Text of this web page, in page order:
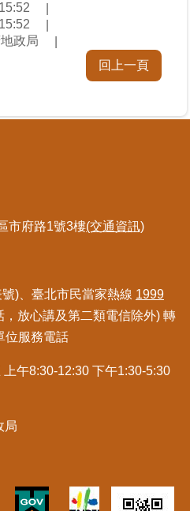
政局
回上一頁
市府路1號3樓(交通資訊)
)、臺北市民當家熱線 1999
放心講及第二類電信除外) 轉
位服務電話
午8:30-12:30 下午1:30-5:30
局